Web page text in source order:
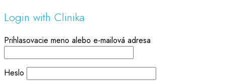
Login with Clinika
Prihlasovacie meno alebo e-mailová adresa
Heslo